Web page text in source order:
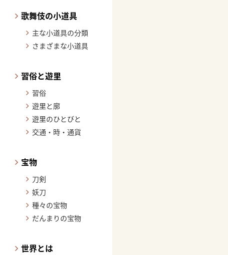
歌舞伎の小道具
主な小道具の分類
さまざまな小道具
習俗と遊里
習俗
遊里と廓
遊里のひとびと
交通・時・通貨
宝物
刀剣
妖刀
種々の宝物
だんまりの宝物
世界とは